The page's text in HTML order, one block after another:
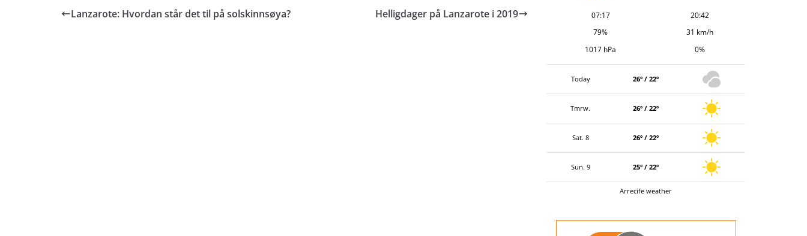
Lanzarote: Hvordan står det til på solskinnsøya? Helligdager på Lanzarote i 2019 07:17
20:42
79%
31 km/h
1017 hPa
0%
Today 26º / 22º
Tmrw. 26º / 22º
Sat. 8 26º / 22º
Sun. 9 25º / 22º
Arrecife weather